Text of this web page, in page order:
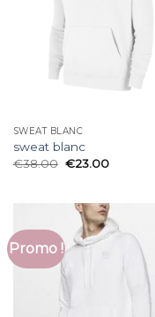
SWEAT BLANC
sweat blanc
€38.00 €23.00
Promo !